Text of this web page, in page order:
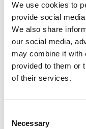
We use cookies to
provide social
We also share
our social media,
may combine it with
provided to them or
of their services.
Necessary
Bei den
richtet sich
der geernteten
insbesondere
erreicht in nur
von bis zu sechs
in ihrer Gänze